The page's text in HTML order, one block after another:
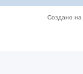
Создано на